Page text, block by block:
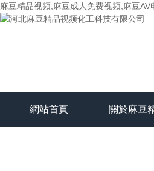
麻豆精品视频,麻豆成人免费视频,麻豆
網站首頁 關於麻豆